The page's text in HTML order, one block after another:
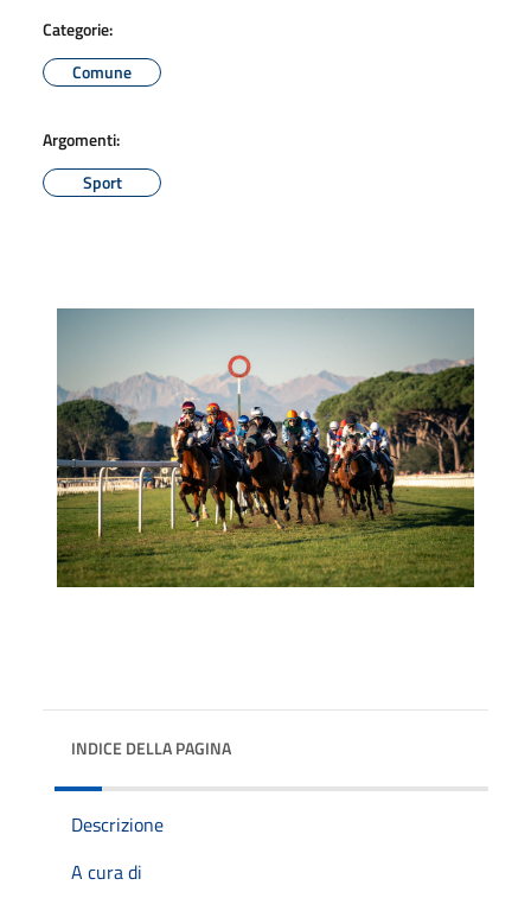
Categorie:
Comune
Argomenti:
Sport
INDICE DELLA PAGINA
Descrizione
A cura di